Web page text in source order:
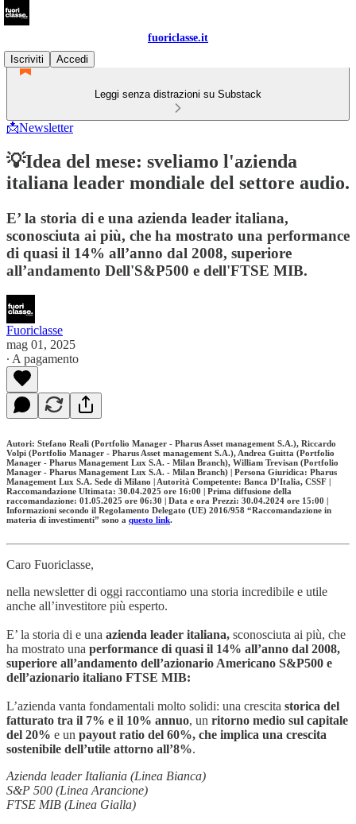
fuoriclasse.it
Iscriviti
Accedi
Leggi senza distrazioni su Substack
📩Newsletter
💡Idea del mese: sveliamo l'azienda
italiana leader mondiale del settore audio.
E’ la storia di e una azienda leader italiana,
sconosciuta ai più, che ha mostrato una performance
di quasi il 14% all’anno dal 2008, superiore
all’andamento Dell'S&P500 e dell'FTSE MIB.
Fuoriclasse
mag 01, 2025
∙ A pagamento
Autori: Stefano Reali (Portfolio Manager - Pharus Asset management S.A.), Riccardo
Volpi (Portfolio Manager - Pharus Asset management S.A.), Andrea Guitta (Portfolio
Manager - Pharus Management Lux S.A. - Milan Branch), William Trevisan (Portfolio
Manager - Pharus Management Lux S.A. - Milan Branch) | Persona Giuridica: Pharus
Management Lux S.A. Sede di Milano | Autorità Competente: Banca D’Italia, CSSF |
Raccomandazione Ultimata: 30.04.2025 ore 16:00 | Prima diffusione della
raccomandazione: 01.05.2025 ore 06:30 | Data e ora Prezzi: 30.04.2024 ore 15:00 |
Informazioni secondo il Regolamento Delegato (UE) 2016/958 “Raccomandazione in
materia di investimenti” sono a questo link.
Caro Fuoriclasse,
nella newsletter di oggi raccontiamo una storia incredibile e utile
anche all’investitore più esperto.
E’ la storia di e una azienda leader italiana, sconosciuta ai più, che
ha mostrato una performance di quasi il 14% all’anno dal 2008,
superiore all’andamento dell’azionario Americano S&P500 e
dell’azionario italiano FTSE MIB:
L’azienda vanta fondamentali molto solidi: una crescita storica del
fatturato tra il 7% e il 10% annuo, un ritorno medio sul capitale
del 20% e un payout ratio del 60%, che implica una crescita
sostenibile dell’utile attorno all’8%.
Azienda leader Italiania (Linea Bianca)
S&P 500 (Linea Arancione)
FTSE MIB (Linea Gialla)